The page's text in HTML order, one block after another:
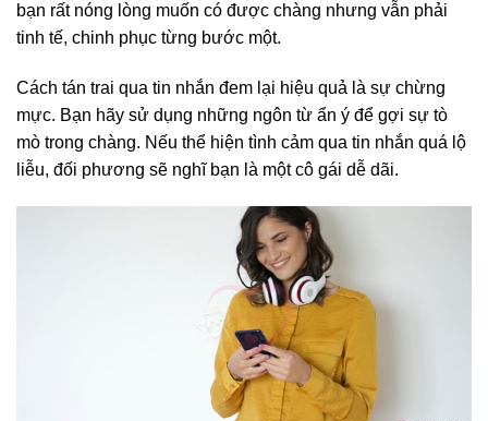
bạn rất nóng lòng muốn có được chàng nhưng vẫn phải
tinh tế, chinh phục từng bước một.
Cách tán trai qua tin nhắn đem lại hiệu quả là sự chừng
mực. Bạn hãy sử dụng những ngôn từ ẩn ý để gợi sự tò
mò trong chàng. Nếu thể hiện tình cảm qua tin nhắn quá lộ
liễu, đối phương sẽ nghĩ bạn là một cô gái dễ dãi.